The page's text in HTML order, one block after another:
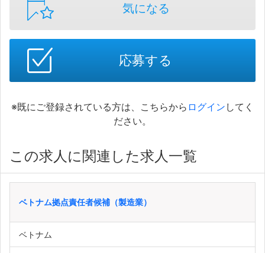
気になる
応募する
※既にご登録されている方は、こちらから ログイン してく
ださい。
この求人に関連した求人一覧
ベトナム拠点責任者候補（製造業）
ベトナム